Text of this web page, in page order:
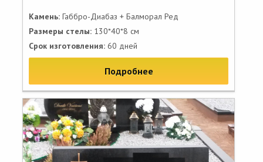
Камень: Габбро-Диабаз + Балморал Ред
Размеры стелы: 130*40*8 см
Срок изготовления: 60 дней
Подробнее